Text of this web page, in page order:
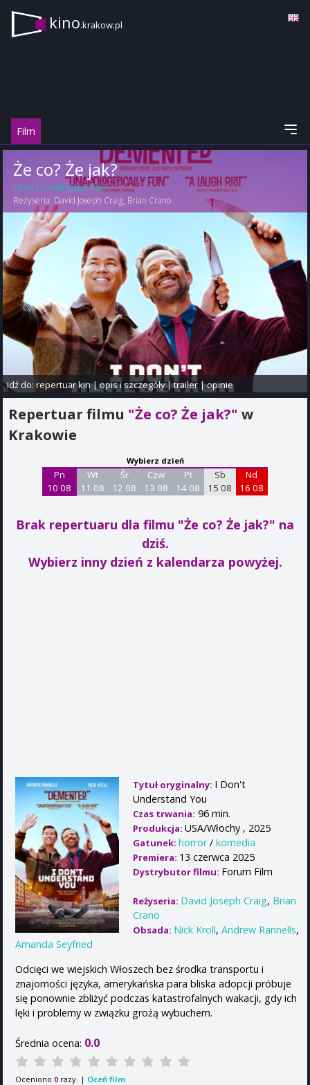
kino.krakow.pl
Film
Że co? Że jak?
I Don't Understand You
Reżyseria: David Joseph Craig, Brian Crano
Idź do:repertuar kin|opis i szczegóły|trailer |opinie
Repertuar filmu "Że co? Że jak?" w
Krakowie
Wybierz dzień
Pn
10 08
Wt
11 08
Śr
12 08
Czw
13 08
Pt
14 08
Sb
15 08
Nd
16 08
Brak repertuaru dla filmu "Że co? Że jak?" na
dziś.
Wybierz inny dzień z kalendarza powyżej.
Tytuł oryginalny: I Don't
Understand You
Czas trwania: 96 min.
Produkcja: USA/Włochy , 2025
Gatunek: horror/ komedia
Premiera: 13 czerwca 2025
Dystrybutor filmu: Forum Film
Reżyseria: David Joseph Craig, Brian
Crano
Obsada: Nick Kroll, Andrew Rannells,
Amanda Seyfried
Odcięci we wiejskich Włoszech bez środka transportu i
znajomości języka, amerykańska para bliska adopcji próbuje
się ponownie zbliżyć podczas katastrofalnych wakacji, gdy ich
lęki i problemy w związku grożą wybuchem.
Średnia ocena: 0.0
Oceniono 0 razy. | Oceń film